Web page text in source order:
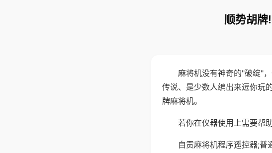
顺势胡牌
麻将机没有神奇的"破绽"
传说、是少数人编出来逗你玩
牌麻将机。
若你在仪器使用上需要帮
自贡麻将机程序遥控器;